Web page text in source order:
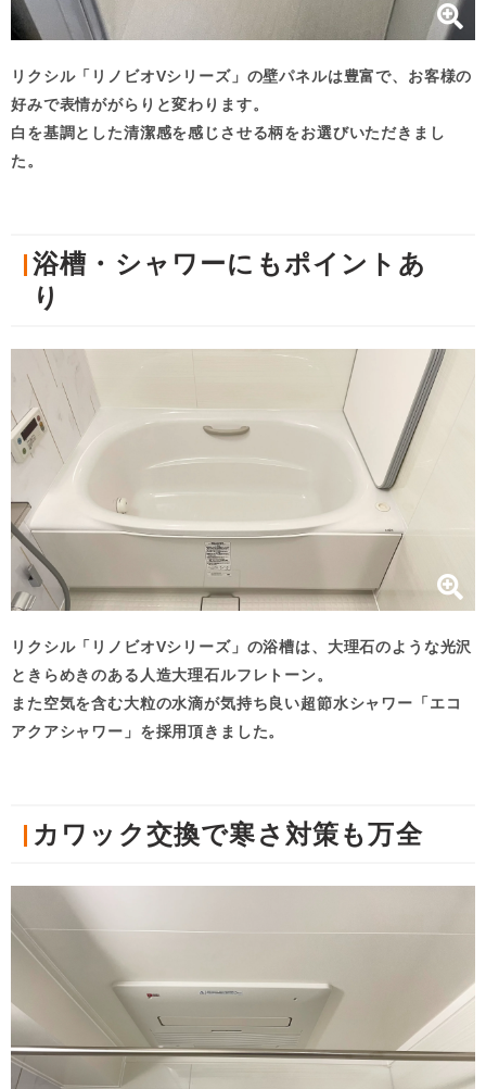
リクシル「リノビオVシリーズ」の壁パネルは豊富で、お客様の
好みで表情ががらりと変わります。
白を基調とした清潔感を感じさせる柄をお選びいただきまし
た。
浴槽・シャワーにもポイントあ
り
リクシル「リノビオVシリーズ」の浴槽は、大理石のような光沢
ときらめきのある人造大理石ルフレトーン。
また空気を含む大粒の水滴が気持ち良い超節水シャワー「エコ
アクアシャワー」を採用頂きました。
カワック交換で寒さ対策も万全